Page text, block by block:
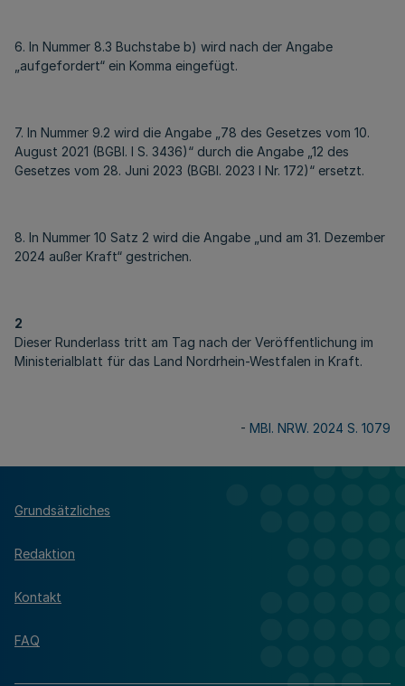
6. In Nummer 8.3 Buchstabe b) wird nach der Angabe
„aufgefordert“ ein Komma eingefügt.
7. In Nummer 9.2 wird die Angabe „78 des Gesetzes vom 10.
August 2021 (BGBl. I S. 3436)“ durch die Angabe „12 des
Gesetzes vom 28. Juni 2023 (BGBl. 2023 I Nr. 172)“ ersetzt.
8. In Nummer 10 Satz 2 wird die Angabe „und am 31. Dezember
2024 außer Kraft“ gestrichen.
2
Dieser Runderlass tritt am Tag nach der Veröffentlichung im
Ministerialblatt für das Land Nordrhein-Westfalen in Kraft.
- MBl. NRW. 2024 S. 1079
Grundsätzliches
Redaktion
Kontakt
FAQ